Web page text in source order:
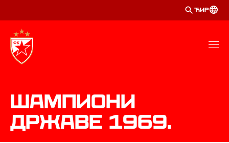
ЋИР
Шампиони
државе 1969.